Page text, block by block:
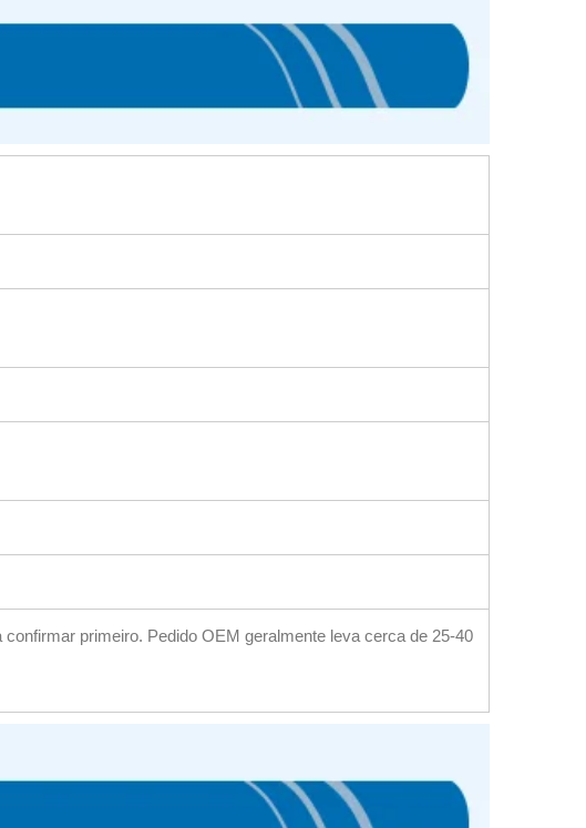
primeiro. Pedido OEM geralmente leva cerca de 25-40